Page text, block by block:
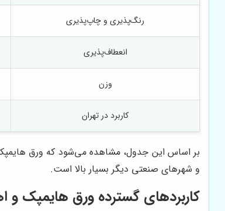
رنگ‌پذیری و چاپ‌پذیری
انعطاف‌پذیری
وزن
کاربرد در تهران
بر اساس این جدول، مشاهده می‌شود که ورق هایمپک
و شهرهای صنعتی دیگر بسیار بالا است.
کاربردهای گسترده ورق هایمپک و